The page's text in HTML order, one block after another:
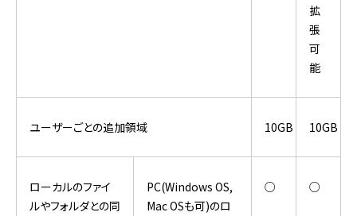
拡
張
可
能
ユーザーごとの追加領域 10GB 10GB
ローカルのファイ
ルやフォルダとの同
PC(Windows OS,
Mac OSも可)のロ
○ ○